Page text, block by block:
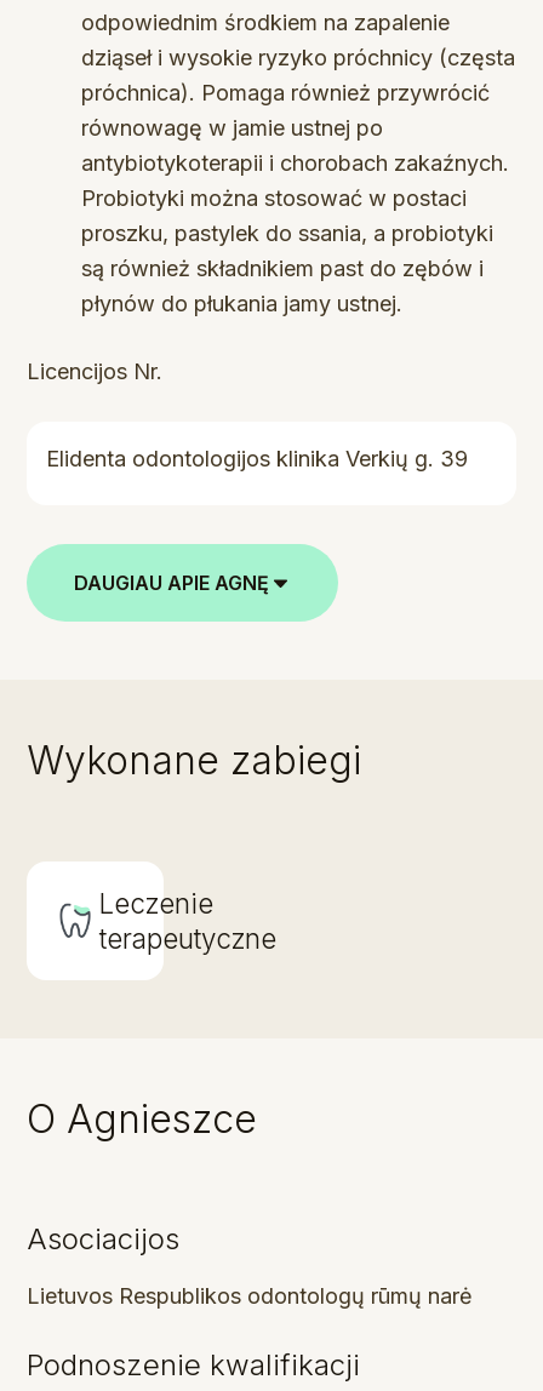
odpowiednim środkiem na zapalenie
dziąseł i wysokie ryzyko próchnicy (częsta
próchnica). Pomaga również przywrócić
równowagę w jamie ustnej po
antybiotykoterapii i chorobach zakaźnych.
Probiotyki można stosować w postaci
proszku, pastylek do ssania, a probiotyki
są również składnikiem past do zębów i
płynów do płukania jamy ustnej.
Licencijos Nr.
Elidenta odontologijos klinika Verkių g. 39
DAUGIAU APIE AGNĘ
Wykonane zabiegi
Leczenie
terapeutyczne
O Agnieszce
Asociacijos
Lietuvos Respublikos odontologų rūmų narė
Podnoszenie kwalifikacji